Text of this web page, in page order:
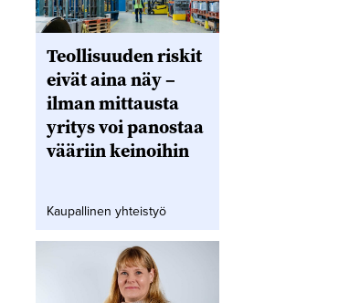
Teollisuuden riskit
eivät aina näy –
ilman mittausta
yritys voi panostaa
vääriin keinoihin
Kaupallinen yhteistyö